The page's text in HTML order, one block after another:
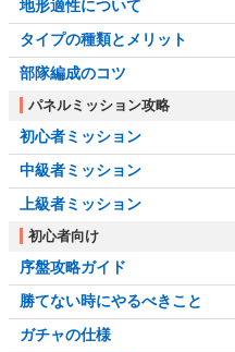
地形適性について
タイプの種類とメリット
部隊編成のコツ
パネルミッション攻略
初心者ミッション
中級者ミッション
上級者ミッション
初心者向け
序盤攻略ガイド
勝てない時にやるべきこと
ガチャの仕様